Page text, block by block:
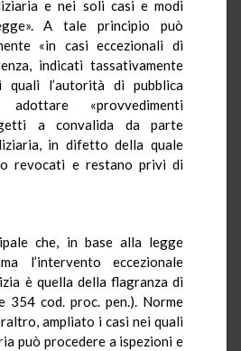
e nei soli casi e modi
A tale principio può
«in casi eccezionali di
indicati tassativamente
quali l’autorità di pubblica
«provvedimenti
a convalida da parte
in difetto della quale
revocati e restano privi di
che, in base alla legge
l’intervento eccezionale
è quella della flagranza di
cod. proc. pen.). Norme
ampliato i casi nei quali
può procedere a ispezioni e